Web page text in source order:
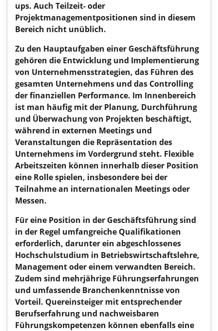
ups. Auch Teilzeit- oder
Projektmanagementpositionen sind in diesem
Bereich nicht unüblich.
Zu den Hauptaufgaben einer Geschäftsführung
gehören die Entwicklung und Implementierung
von Unternehmensstrategien, das Führen des
gesamten Unternehmens und das Controlling
der finanziellen Performance. Im Innenbereich
ist man häufig mit der Planung, Durchführung
und Überwachung von Projekten beschäftigt,
während in externen Meetings und
Veranstaltungen die Repräsentation des
Unternehmens im Vordergrund steht. Flexible
Arbeitszeiten können innerhalb dieser Position
eine Rolle spielen, insbesondere bei der
Teilnahme an internationalen Meetings oder
Messen.
Für eine Position in der Geschäftsführung sind
in der Regel umfangreiche Qualifikationen
erforderlich, darunter ein abgeschlossenes
Hochschulstudium in Betriebswirtschaftslehre,
Management oder einem verwandten Bereich.
Zudem sind mehrjährige Führungserfahrungen
und umfassende Branchenkenntnisse von
Vorteil. Quereinsteiger mit entsprechender
Berufserfahrung und nachweisbaren
Führungskompetenzen können ebenfalls eine